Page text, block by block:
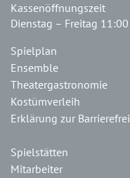
Kassenöffnungszeit
Dienstag – Freitag
Spielplan
Ensemble
Theatergastronomie
Kostümverleih
Erklärung zur
Spielstätten
Mitarbeiter